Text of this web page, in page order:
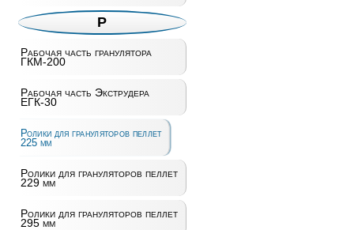
Р
Рабочая часть гранулятора
ГКМ-200
Рабочая часть Экструдера
ЕГК-30
Ролики для грануляторов пеллет
225 мм
Ролики для грануляторов пеллет
229 мм
Ролики для грануляторов пеллет
295 мм